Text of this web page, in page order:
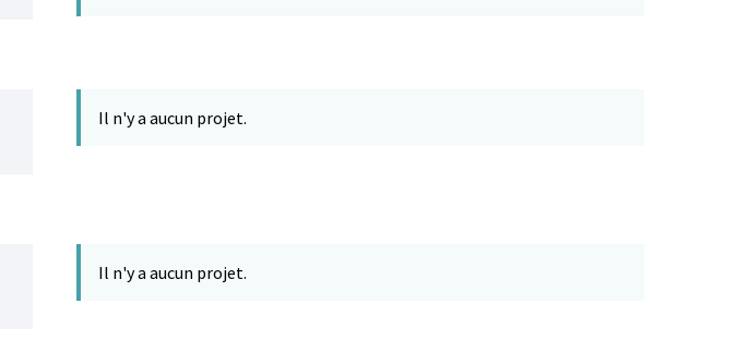
Il n'y a aucun projet.
Il n'y a aucun projet.